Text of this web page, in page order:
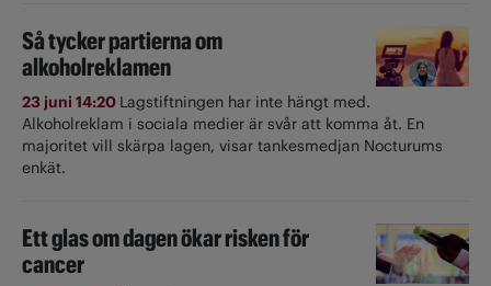
Så tycker partierna om
alkoholreklamen
23 juni 14:20 Lagstiftningen har inte hängt med.
Alkoholreklam i sociala medier är svår att komma åt. En
majoritet vill skärpa lagen, visar tankesmedjan Nocturums
enkät.
Ett glas om dagen ökar risken för
cancer